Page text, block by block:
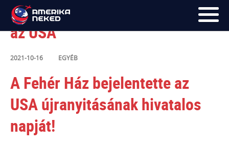
HÍRLEVÉL
HIVATALOS: ezen a napon nyit
az USA
EGYÉB
2021-10-16
A Fehér Ház bejelentette az
USA újranyitásának hivatalos
napját!